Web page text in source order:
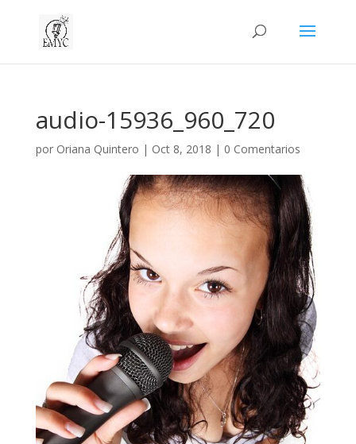
audio-15936_960_720
por Oriana Quintero | Oct 8, 2018 | 0 Comentarios